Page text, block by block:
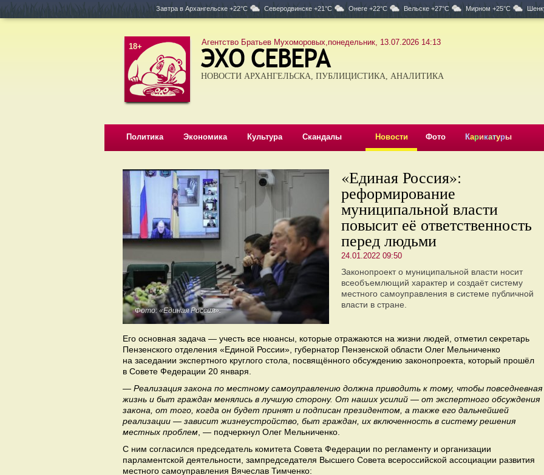
Завтра в Архангельске +22°C Северодвинске +21°C Онеге +22°C Вельске +27°C Мирном +25°C
18+ Агентство Братьев Мухоморовых,понедельник, 13.07.2026 14:13
НОВОСТИ АРХАНГЕЛЬСКА, ПУБЛИЦИСТИКА, АНАЛИТИКА
Политика Экономика Культура Скандалы Новости Фото Карикатуры
Фото: «Единая Россия».
«Единая Россия»:
реформирование
муниципальной власти
повысит её ответственность
перед людьми
24.01.2022 09:50
Законопроект о муниципальной власти носит
всеобъемлющий характер и создаёт систему
местного самоуправления в системе публичной
власти в стране.
Его основная задача — учесть все нюансы, которые отражаются на жизни людей, отметил секретарь
Пензенского отделения «Единой России», губернатор Пензенской области Олег Мельниченко
на заседании экспертного круглого стола, посвящённого обсуждению законопроекта, который прошёл
в Совете Федерации 20 января.
— Реализация закона по местному самоуправлению должна приводить к тому, чтобы повседневная
жизнь и быт граждан менялись в лучшую сторону. От наших усилий — от экспертного обсуждения
закона, от того, когда он будет принят и подписан президентом, а также его дальнейшей
реализации — зависит жизнеустройство, быт граждан, их включенность в систему решения
местных проблем , — подчеркнул Олег Мельниченко.
С ним согласился председатель комитета Совета Федерации по регламенту и организации
парламентской деятельности, зампредседателя Высшего Совета всероссийской ассоциации развития
местного самоуправления Вячеслав Тимченко: